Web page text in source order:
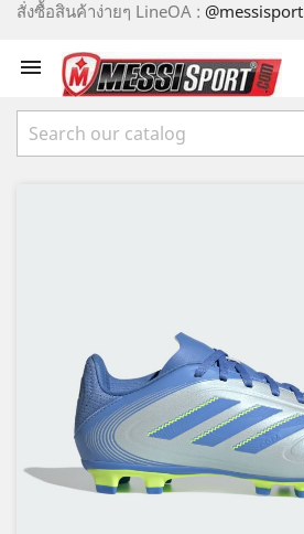
สั่งซื้อสินค้าง่ายๆ LineOA : @messisport
